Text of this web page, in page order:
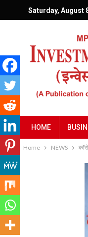
Saturday, August
HOME
Home NEWS